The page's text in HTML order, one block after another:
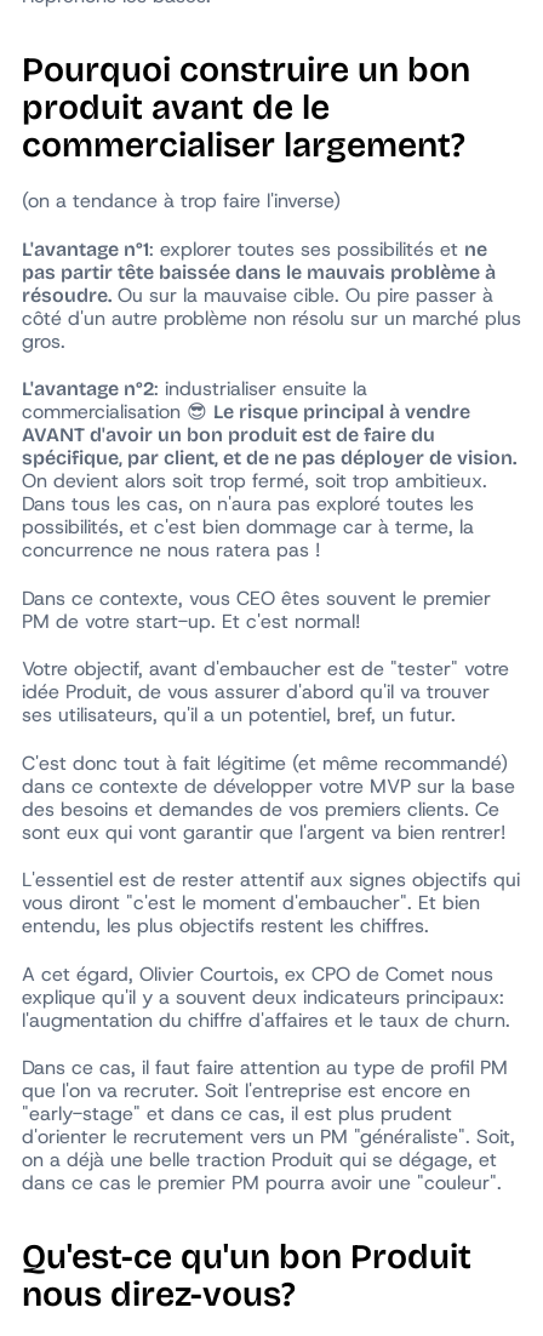
Pourquoi construire un bon
produit avant de le
commercialiser largement?
(on a tendance à trop faire l'inverse)
L'avantage n°1: explorer toutes ses possibilités et ne
pas partir tête baissée dans le mauvais problème à
résoudre.Ou sur la mauvaise cible. Ou pire passer à
côté d'un autre problème non résolu sur un marché plus
gros.
L'avantage n°2: industrialiser ensuite la
commercialisation 😎 Le risque principal à vendre
AVANT d'avoir un bon produit est de faire du
spécifique, par client, et de ne pas déployer de vision.
On devient alors soit trop fermé, soit trop ambitieux.
Dans tous les cas, on n'aura pas exploré toutes les
possibilités, et c'est bien dommage car à terme, la
concurrence ne nous ratera pas !
Dans ce contexte, vous CEO êtes souvent le premier
PM de votre start-up. Et c'est normal!
Votre objectif, avant d'embaucher est de "tester" votre
idée Produit, de vous assurer d'abord qu'il va trouver
ses utilisateurs, qu'il a un potentiel, bref, un futur.
C'est donc tout à fait légitime (et même recommandé)
dans ce contexte de développer votre MVP sur la base
des besoins et demandes de vos premiers clients. Ce
sont eux qui vont garantir que l'argent va bien rentrer!
L'essentiel est de rester attentif aux signes objectifs qui
vous diront "c'est le moment d'embaucher". Et bien
entendu, les plus objectifs restent les chiffres.
A cet égard, Olivier Courtois, ex CPO de Comet nous
explique qu'il y a souvent deux indicateurs principaux:
l'augmentation du chiffre d'affaires et le taux de churn.
Dans ce cas, il faut faire attention au type de profil PM
que l'on va recruter. Soit l'entreprise est encore en
"early-stage" et dans ce cas, il est plus prudent
d'orienter le recrutement vers un PM "généraliste". Soit,
on a déjà une belle traction Produit qui se dégage, et
dans ce cas le premier PM pourra avoir une "couleur".
Qu'est-ce qu'un bon Produit
nous direz-vous?